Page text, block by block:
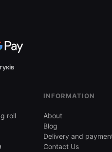
roll
INFORMATION
About
Blog
Delivery and
Contact Us